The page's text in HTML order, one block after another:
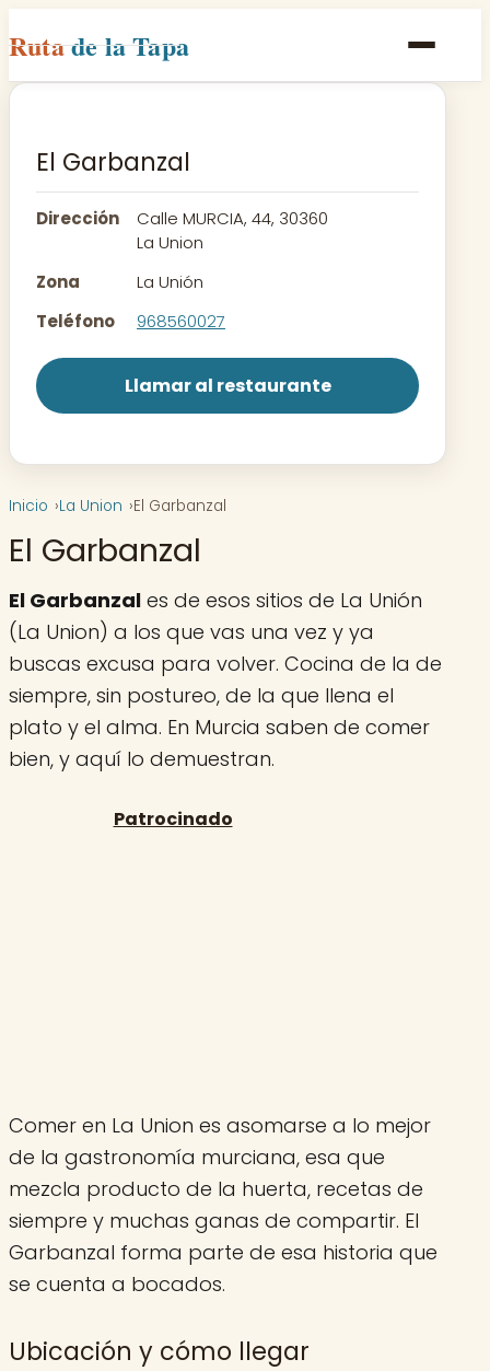
Rutade la Tapa
Inicio
Rutas
Contacto
El Garbanzal
Dirección
Calle MURCIA, 44, 30360
La Union
Zona
La Unión
Teléfono
968560027
Llamar al restaurante
Inicio La Union El Garbanzal
El Garbanzal
El Garbanzal es de esos sitios de La Unión
(La Union) a los que vas una vez y ya
buscas excusa para volver. Cocina de la de
siempre, sin postureo, de la que llena el
plato y el alma. En Murcia saben de comer
bien, y aquí lo demuestran.
Comer en La Union es asomarse a lo mejor
de la gastronomía murciana, esa que
mezcla producto de la huerta, recetas de
siempre y muchas ganas de compartir. El
Garbanzal forma parte de esa historia que
se cuenta a bocados.
Ubicación y cómo llegar